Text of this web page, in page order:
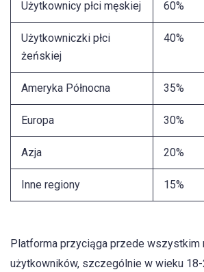
Użytkownicy płci męskiej 60%
Użytkowniczki płci
żeńskiej
40%
Ameryka Północna 35%
Europa 30%
Azja 20%
Inne regiony 15%
Platforma przyciąga przede wszystkim
użytkowników, szczególnie w wieku